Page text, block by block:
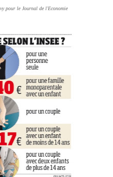
paradigme, nouvelles priorités
"Iles Vanille" poussent leurs pions
joue sa carte
une importante levée de fonds
jusqu'où ?
accélérer en Afrique
pour le Journal de l'Economie